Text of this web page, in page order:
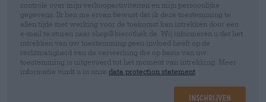
controle over mijn verkoopactiviteiten en mijn persoonlijke
gegevens. Ik ben me ervan bewust dat ik deze toestemming te
allen tijde met werking voor de toekomst kan intrekken door een
e-mail te sturen naar shop@bierothek.de. Wij informeren u dat het
intrekken van uw toestemming geen invloed heeft op de
rechtmatigheid van de verwerking die op basis van uw
toestemming is uitgevoerd tot het moment van intrekking. Meer
informatie vindt u in onze data protection statement
Inschrijven